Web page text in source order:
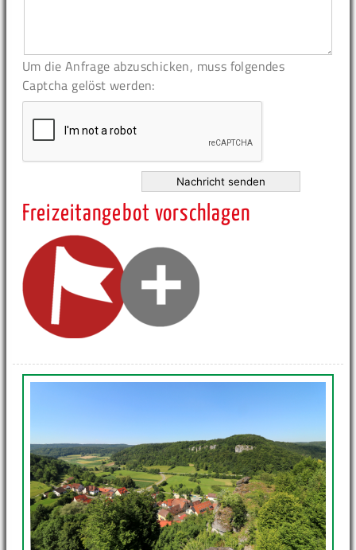
Um die Anfrage abzuschicken, muss folgendes
Captcha gelöst werden:
Freizeitangebot vorschlagen